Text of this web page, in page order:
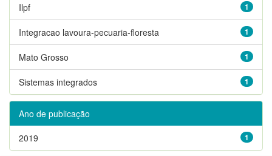
1
Ilpf
1
Integracao lavoura-pecuaria-floresta
1
Mato Grosso
1
Sistemas integrados
Ano de publicação
1
2019